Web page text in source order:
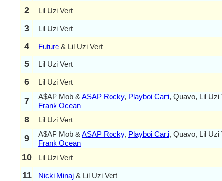
2 Lil Uzi Vert
3 Lil Uzi Vert
4 Future & Lil Uzi Vert
5 Lil Uzi Vert
6 Lil Uzi Vert
7 A$AP Mob & ASAP Rocky, Playboi Carti, Quavo, Lil Uzi
Frank Ocean
8 Lil Uzi Vert
9 A$AP Mob & ASAP Rocky, Playboi Carti, Quavo, Lil Uzi
Frank Ocean
10 Lil Uzi Vert
11 Nicki Minaj & Lil Uzi Vert